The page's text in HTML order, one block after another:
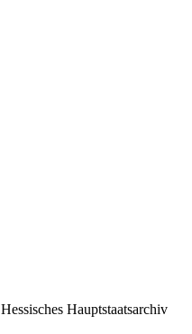
Hessisches Hauptstaatsarchiv